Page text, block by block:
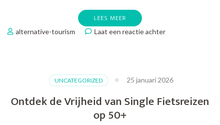
LEES MEER
alternative-tourism Laat een reactie achterop
Fietsreizen
Kras
UNCATEGORIZED 25 januari 2026
Ontdek de Vrijheid van Single Fietsreizen
op 50+